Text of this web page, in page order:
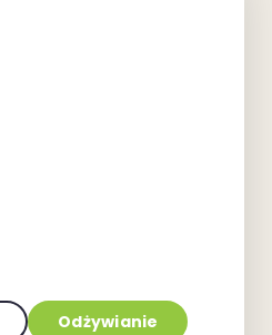
Odżywianie